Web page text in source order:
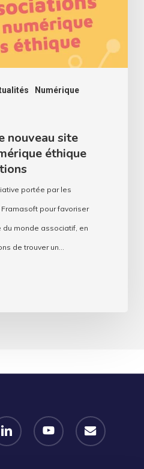
Numérique
nouveau site
éthique
portée par les
pour favoriser
monde associatif, en
de trouver un…
youtube email